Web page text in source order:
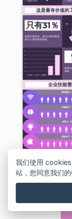
我们使用 cookies
站，您同意我们